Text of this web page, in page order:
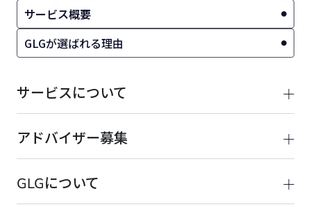
サービス概要
GLGが選ばれる理由
サービスについて
アドバイザー募集
GLGについて